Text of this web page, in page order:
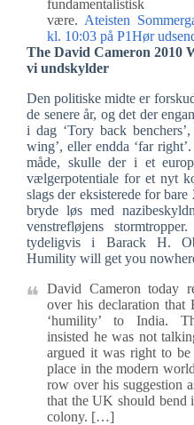
være. Ateisten
kl. 10:03 på P1Hør
The David Cameron 2010
vi undskylder
Den politiske midte er
de senere år, og det der
i dag ‘Tory back
wing’, eller endda ‘far
måde, skulle der i et
vælgerpotentiale for et nyt
slags der eksisterede for
bryde løs med
venstrefløjens
tydeligvis i Barack H.
Humility will get you
David Cameron today
over his declaration that
‘humility’ to India.
insisted he was not
argued it was right to be
place in the modern
row over his suggestion
that the UK should bend
colony. […]